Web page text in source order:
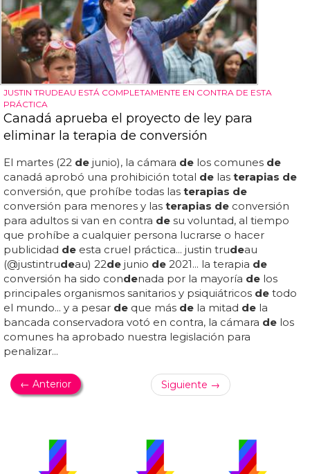
JUSTIN TRUDEAU ESTÁ COMPLETAMENTE EN CONTRA DE ESTA
PRÁCTICA
Canadá aprueba el proyecto de ley para
eliminar la terapia de conversión
El martes (22 de junio), la cámara de los comunes de
canadá aprobó una prohibición total de las terapias de
conversión, que prohíbe todas las terapias de
conversión para menores y las terapias de conversión
para adultos si van en contra de su voluntad, al tiempo
que prohíbe a cualquier persona lucrarse o hacer
publicidad de esta cruel práctica... justin trudeau
(@justintrudeau) 22de junio de 2021... la terapia de
conversión ha sido condenada por la mayoría de los
principales organismos sanitarios y psiquiátricos de todo
el mundo... y a pesar de que más de la mitad de la
bancada conservadora votó en contra, la cámara de los
comunes ha aprobado nuestra legislación para
penalizar...
← Anterior Siguiente →